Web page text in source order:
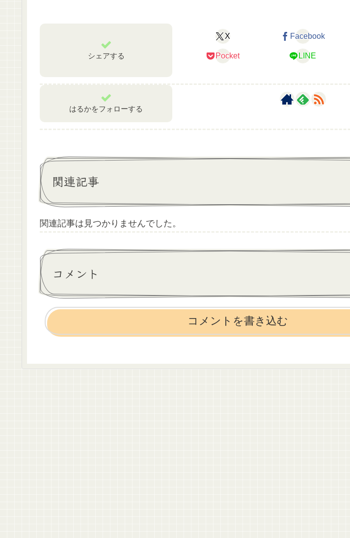
シェアする
X Facebook
Pocket LINE
はるかをフォローする
関連記事
関連記事は見つかりませんでした。
コメント
コメントを書き込む